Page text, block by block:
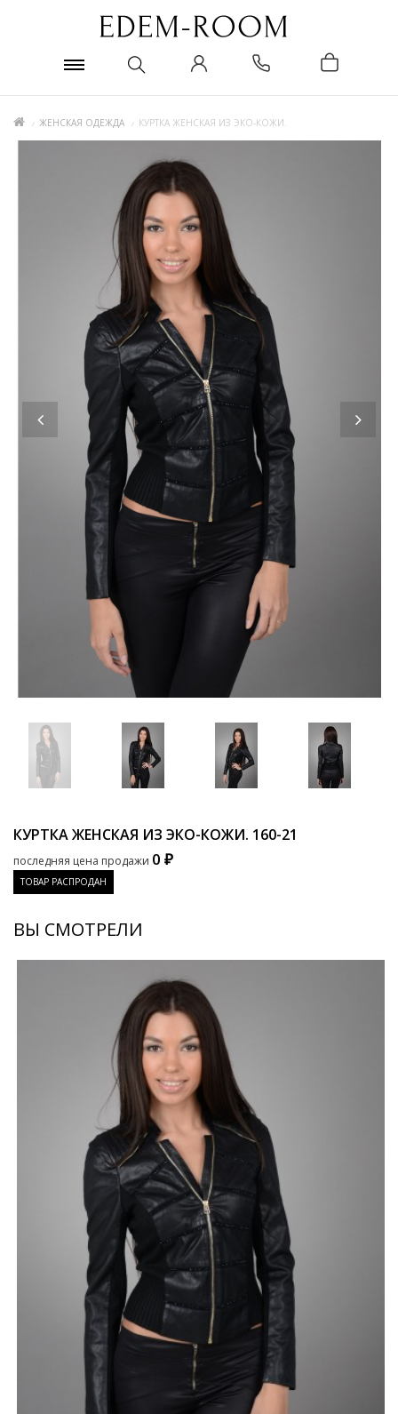
ЖЕНСКАЯ ОДЕЖДА КУРТКА ЖЕНСКАЯ ИЗ ЭКО-КОЖИ.
КУРТКА ЖЕНСКАЯ ИЗ ЭКО-КОЖИ. 160-21
последняя цена продажи 0 ₽
ТОВАР РАСПРОДАН
ВЫ СМОТРЕЛИ